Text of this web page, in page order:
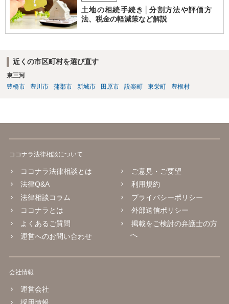
土地の相続手続き│分割方法や評価方
法、税金の軽減策など解説
近くの市区町村を選び直す
東三河
豊橋市
豊川市 蒲郡市 新城市 田原市 設楽町 東栄町 豊根村
ココナラ法律相談について
ココナラ法律相談とは
法律Q&A
法律相談コラム
ココナラとは
よくあるご質問
運営へのお問い合わせ
ご意見・ご要望
利用規約
プライバシーポリシー
外部送信ポリシー
掲載をご検討の弁護士の方
へ
会社情報
運営会社
採用情報